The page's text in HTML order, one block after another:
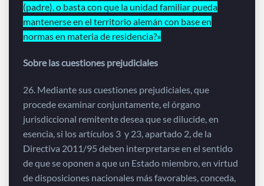
(padre), o basta con que la unidad familiar pueda
mantenerse en el territorio alemán con base en
normas en materia de residencia?»
Sobre las cuestiones prejudiciales
26. Mediante sus cuestiones prejudiciales, que
procede examinar conjuntamente, el órgano
jurisdiccional remitente desea que se dilucide, en
esencia, si los artículos 3 y 23, apartado 2, de la
Directiva 2011/95 deben interpretarse en el sentido
de que se oponen a que un Estado miembro, en virtud
de disposiciones nacionales más favorables, conceda,